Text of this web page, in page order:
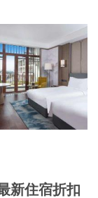
新住宿折扣